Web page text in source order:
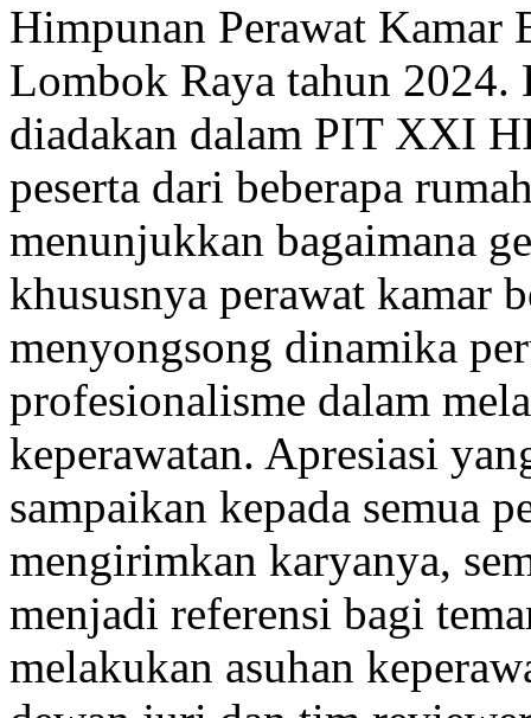
Himpunan Perawat Kamar
Lombok Raya tahun
diadakan dalam PIT XXI
peserta dari beberapa
menunjukkan bagaimana
khususnya perawat kamar
menyongsong dinamika
profesionalisme dalam
keperawatan. Apresiasi
sampaikan kepada semua
mengirimkan karyanya,
menjadi referensi bagi
melakukan asuhan